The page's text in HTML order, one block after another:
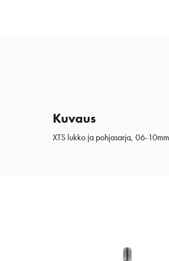
Kuvaus
XTS lukko ja pohjasarja, 06-10mm